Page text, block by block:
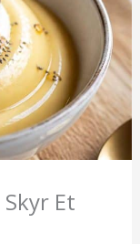
Et